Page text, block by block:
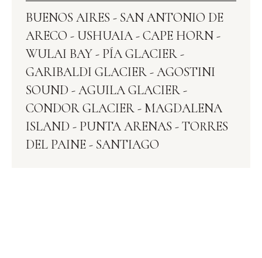
BUENOS AIRES - SAN ANTONIO DE
ARECO - USHUAIA - CAPE HORN -
WULAI BAY - PÍA GLACIER -
GARIBALDI GLACIER - AGOSTINI
SOUND - AGUILA GLACIER -
CONDOR GLACIER‍ - MAGDALENA
ISLAND - PUNTA ARENAS - TORRES
DEL PAINE - SANTIAGO